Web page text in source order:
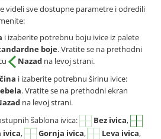
videli sve dostupne parametre i odredili
i izaberite potrebnu boju ivice iz palete
boje. Vratite se na prethodni
Nazad na levoj strani.
i izaberite potrebnu širinu ivice:
. Vratite se na prethodni ekran
na levoj strani.
šablona ivica:
Bez ivica,
ivica, Gornja ivica, Leva ivica,